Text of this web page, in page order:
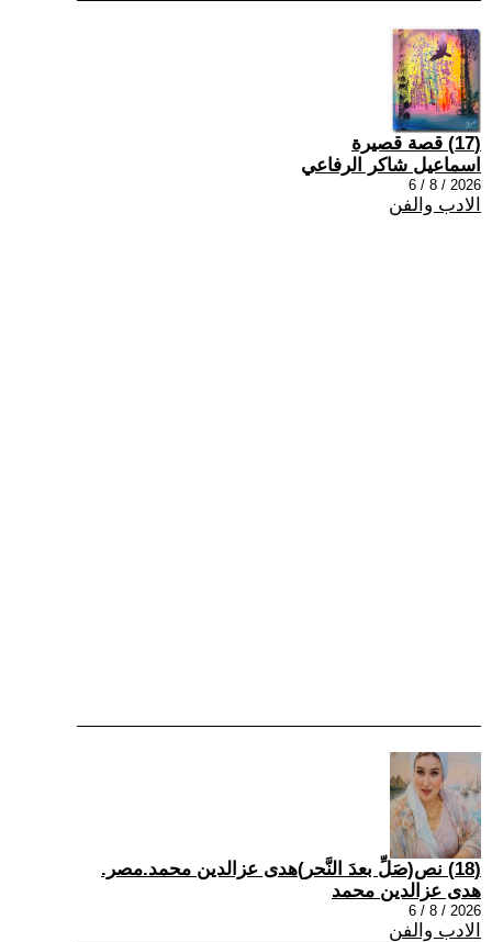
(17) قصة قصيرة
اسماعيل شاكر الرفاعي
2026 / 8 / 6
الادب والفن
(18) نص(صَلِّ بعدَ النَّحر)هدى عزالدين محمد.مصر.
هدى عزالدين محمد
2026 / 8 / 6
الادب والفن